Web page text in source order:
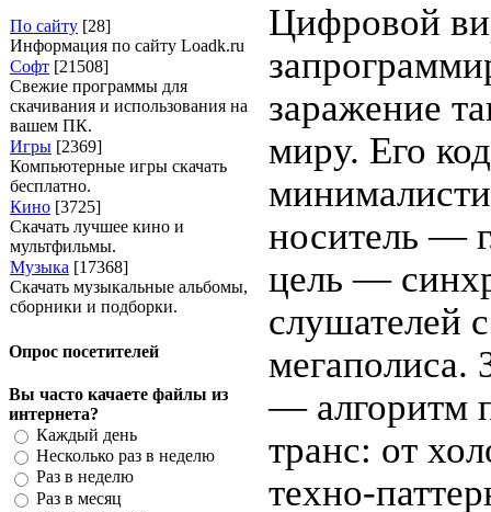
По сайту [28]
Информация по сайту Loadk.ru
Софт [21508]
Свежие программы для
скачивания и использования на
вашем ПК.
Игры [2369]
Компьютерные игры скачать
бесплатно.
Кино [3725]
Скачать лучшее кино и
мультфильмы.
Музыка [17368]
Скачать музыкальные альбомы,
сборники и подборки.
Опрос посетителей
Вы часто качаете файлы из
интернета?
Каждый день
Несколько раз в неделю
Раз в неделю
Раз в месяц
Цифровой
заражение
миру. Его
носитель —
цель —
слушателей
мегаполиса.
— алгоритм
транс: от